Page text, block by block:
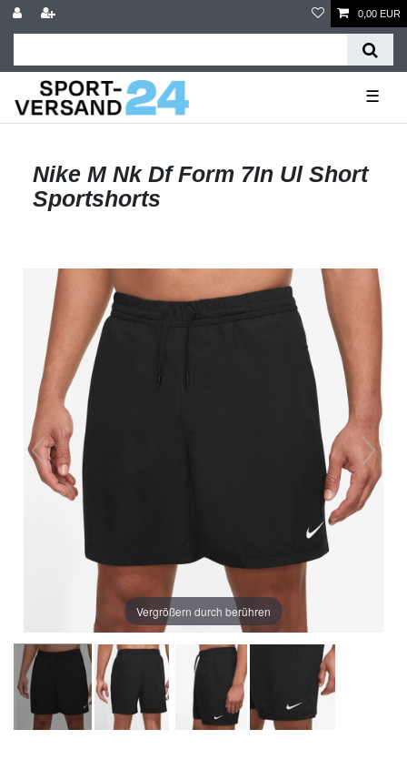
0,00 EUR
☰
Nike M Nk Df Form 7In Ul Short
Sportshorts
Vergrößern durch berühren